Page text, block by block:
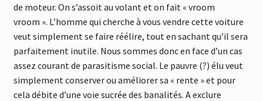
de moteur. On s’assoit au volant et on fait « vroom
vroom ». L’homme qui cherche à vous vendre cette voiture
veut simplement se faire réélire, tout en sachant qu’il sera
parfaitement inutile. Nous sommes donc en face d’un cas
assez courant de parasitisme social. Le pauvre (?) élu veut
simplement conserver ou améliorer sa « rente » et pour
cela débite d’une voie sucrée des banalités. A exclure